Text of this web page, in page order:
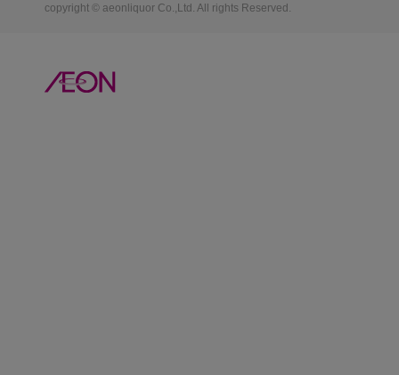
copyright © aeonliquor Co.,Ltd. All rights Reserved.